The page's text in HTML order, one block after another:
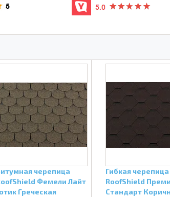
черепица
Фемели Лайт
Греческая
Гибкая черепица
RoofShield
Стандарт